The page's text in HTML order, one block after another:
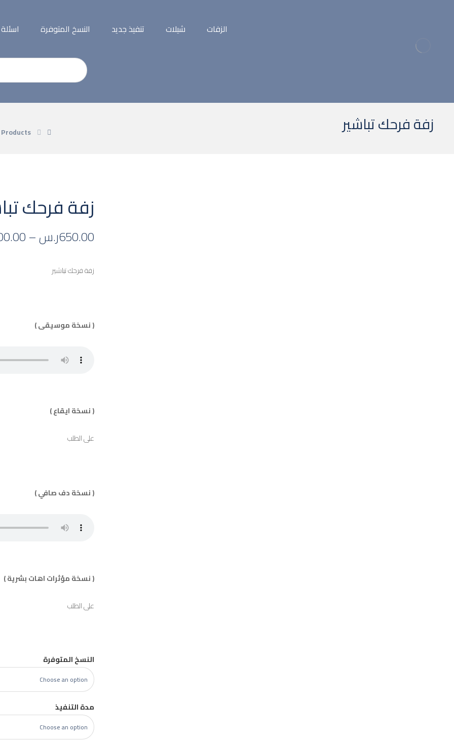
الزفات شيلات تنفيذ جديد النسخ المتوفرة اسئلة
زفة فرحك تباشير Products
زفة فرحك
650.00ر.س–
زفة فرحك تباشير
( نسخة موسيقى )
( نسخة ايقاع )
على الطلب
( نسخة دف صافي )
( نسخة مؤثرات اهات بشرية )
على الطلب
النسخ المتوفرة
مدة التنفيذ